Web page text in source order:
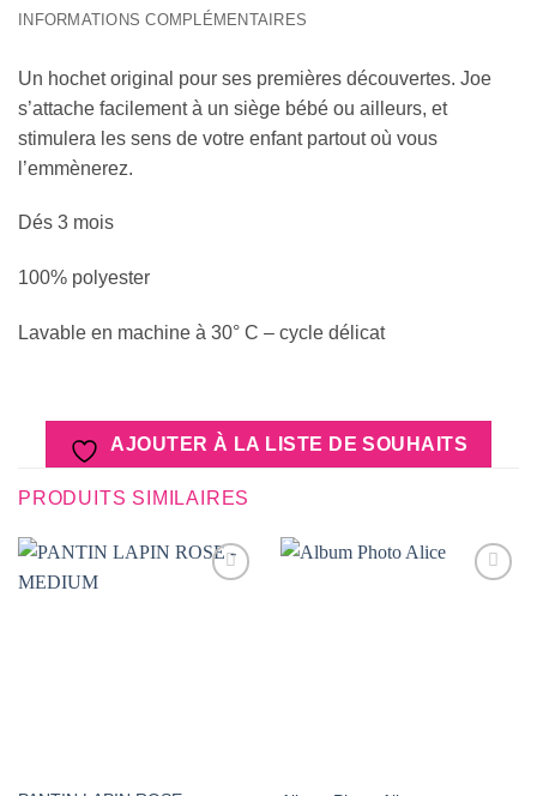
INFORMATIONS COMPLÉMENTAIRES
Un hochet original pour ses premières découvertes. Joe
s’attache facilement à un siège bébé ou ailleurs, et
stimulera les sens de votre enfant partout où vous
l’emmènerez.
Dés 3 mois
100% polyester
Lavable en machine à 30° C – cycle délicat
AJOUTER À LA LISTE DE SOUHAITS
PRODUITS SIMILAIRES